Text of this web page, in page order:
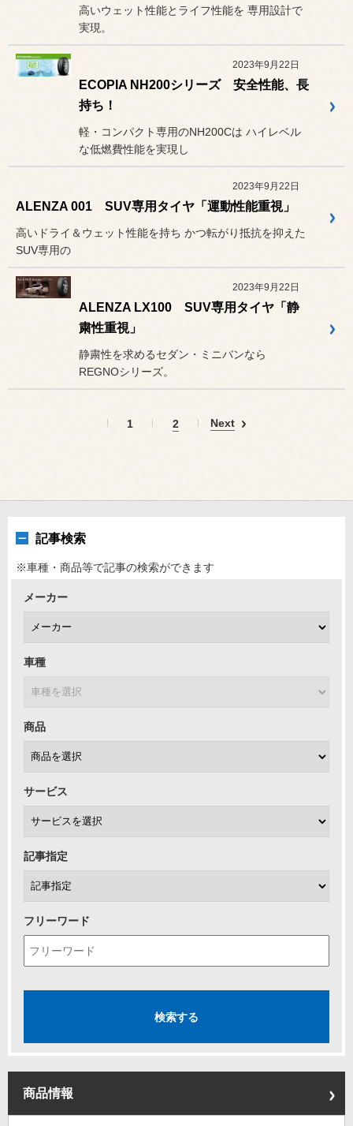
高いウェット性能とライフ性能を 専用設計で
実現。
2023年9月22日
ECOPIA NH200シリーズ 安全性能、長
持ち！
軽・コンパクト専用のNH200Cは ハイレベル
な低燃費性能を実現し
2023年9月22日
ALENZA 001 SUV専用タイヤ「運動性能重視」
高いドライ＆ウェット性能を持ち かつ転がり抵抗を抑えた
SUV専用の
2023年9月22日
ALENZA LX100 SUV専用タイヤ「静
粛性重視」
静粛性を求めるセダン・ミニバンなら
REGNOシリーズ。
1 2 Next
記事検索
※車種・商品等で記事の検索ができます
メーカー
車種
商品
サービス
記事指定
フリーワード
商品情報